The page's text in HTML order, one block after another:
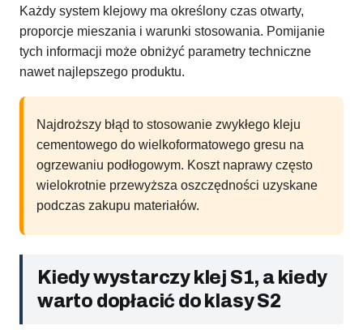
Każdy system klejowy ma określony czas otwarty,
proporcje mieszania i warunki stosowania. Pomijanie
tych informacji może obniżyć parametry techniczne
nawet najlepszego produktu.
Najdroższy błąd to stosowanie zwykłego kleju
cementowego do wielkoformatowego gresu na
ogrzewaniu podłogowym. Koszt naprawy często
wielokrotnie przewyższa oszczędności uzyskane
podczas zakupu materiałów.
Kiedy wystarczy klej S1, a kiedy
warto dopłacić do klasy S2